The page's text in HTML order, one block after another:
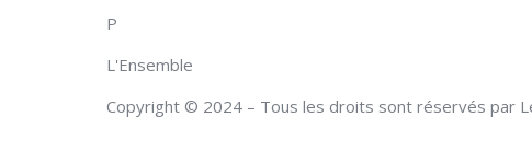
P
L'Ensemble
Copyright © 2024 – Tous les droits sont réservés par